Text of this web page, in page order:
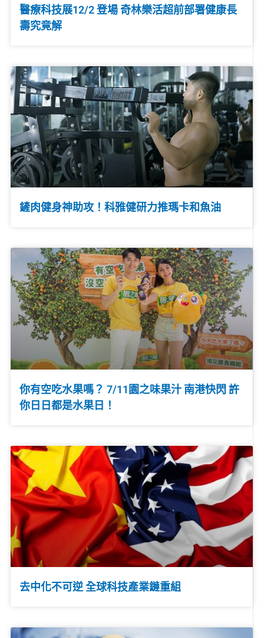
醫療科技展12/2 登場 奇林樂活超前部署健康長
壽究竟解
鏟肉健身神助攻！科雅健研力推瑪卡和魚油
你有空吃水果嗎？ 7/11園之味果汁 南港快閃 許
你日日都是水果日！
去中化不可逆 全球科技產業鏈重組